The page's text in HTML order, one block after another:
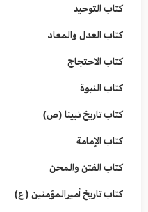
كتاب التوحيد
كتاب العدل والمعاد
كتاب الاحتجاج
كتاب النبوة
كتاب تاريخ نبينا (ص)
كتاب الإمامة
كتاب الفتن والمحن
كتاب تاريخ أميرالمؤمنين (ع)